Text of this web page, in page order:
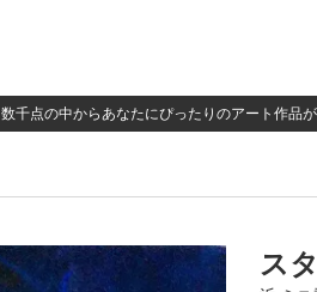
数千点の中からあなたにぴったりのアート作品
ス